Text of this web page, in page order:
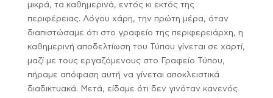
μικρά, τα καθημερινά, εντός κι εκτός της
περιφέρειας. Λόγου χάρη, την πρώτη μέρα, όταν
διαπιστώσαμε ότι στο γραφείο της περιφερειάρχη, η
καθημερινή αποδελτίωση του Τύπου γίνεται σε χαρτί,
μαζί με τους εργαζόμενους στο Γραφείο Τύπου,
πήραμε απόφαση αυτή να γίνεται αποκλειστικά
διαδικτυακά. Μετά, είδαμε ότι δεν γινόταν κανενός